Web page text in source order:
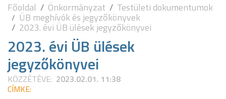
Főoldal Önkormányzat Testületi dokumentumok
ÜB meghívók és jegyzőkönyvek
2023. évi ÜB ülések jegyzőkönyvei
2023. évi ÜB ülések
jegyzőkönyvei
KÖZZÉTÉVE: 2023.02.01. 11:38
CÍMKE: